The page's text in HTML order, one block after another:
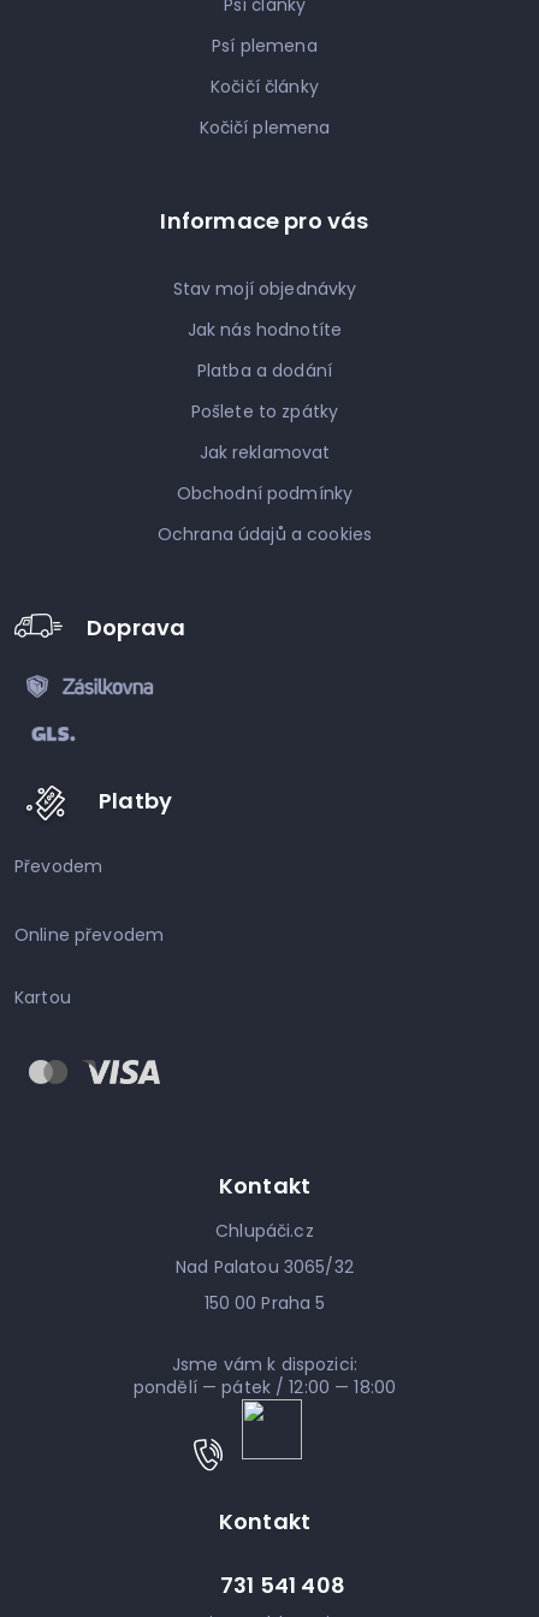
Psí plemena
Kočičí články
Kočičí plemena
Informace pro vás
Stav mojí objednávky
Jak nás hodnotíte
Platba a dodání
Pošlete to zpátky
Jak reklamovat
Obchodní podmínky
Ochrana údajů a cookies
Doprava
Platby
Převodem
Online převodem
Kartou
Kontakt
Chlupáči.cz
Nad Palatou 3065/32
150 00 Praha 5
Jsme vám k dispozici:
pondělí — pátek / 12:00 — 18:00
Kontakt
731 541 408